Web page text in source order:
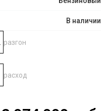
В наличии
разгон
расход